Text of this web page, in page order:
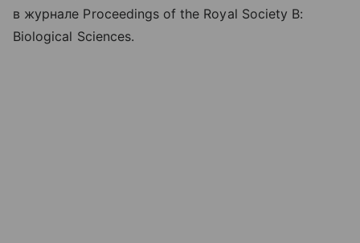
в журнале Proceedings of the Royal Society B:
Biological Sciences.